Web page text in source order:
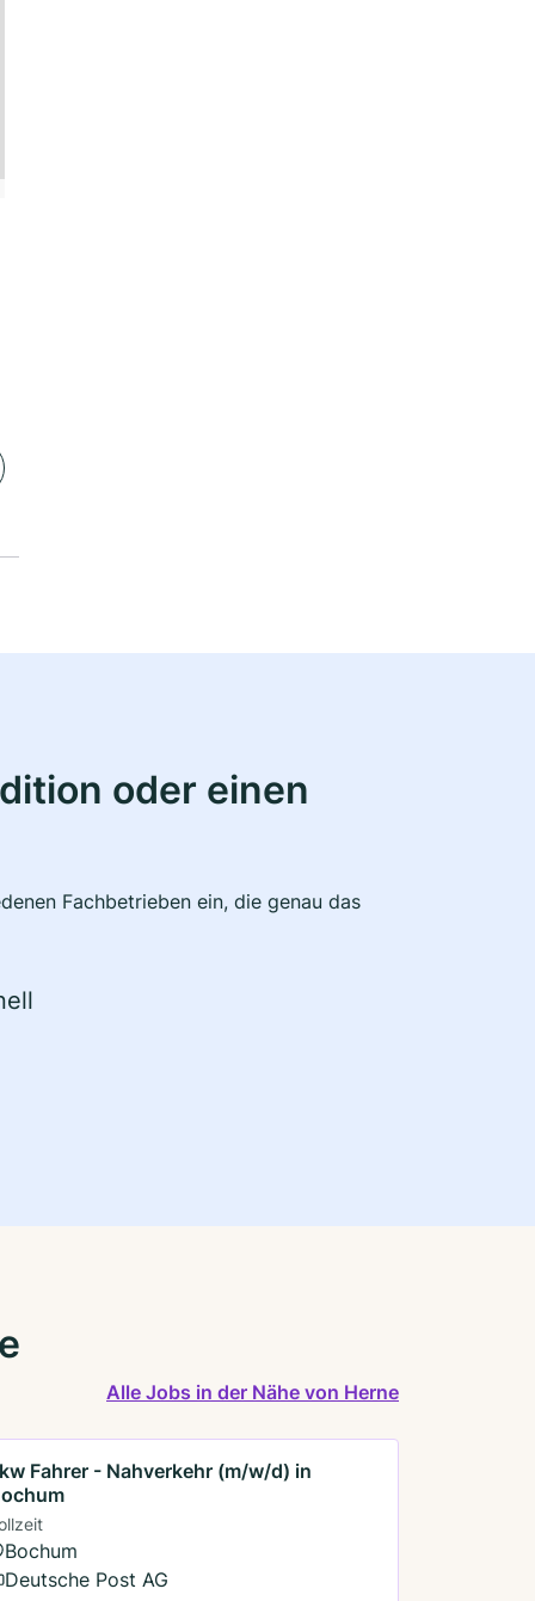
oder einen
Fachbetrieben ein, die genau das
Alle Jobs in der Nähe von Herne
Fahrer - Nahverkehr (m/w/d) in
Bochum
Deutsche Post AG